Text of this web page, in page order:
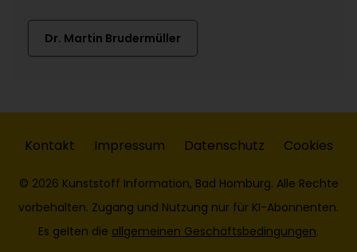
Dr. Martin Brudermüller
Kontakt Impressum Datenschutz Cookies
© 2026 Kunststoff Information, Bad Homburg. Alle Rechte
vorbehalten. Zugang und Nutzung nur für KI-Abonnenten.
Es gelten die allgemeinen Geschäftsbedingungen.